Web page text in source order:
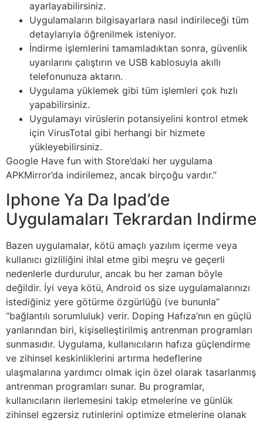
ayarlayabilirsiniz.
Uygulamaların bilgisayarlara nasıl indirileceği tüm
detaylarıyla öğrenilmek isteniyor.
İndirme işlemlerini tamamladıktan sonra, güvenlik
uyarılarını çalıştırın ve USB kablosuyla akıllı
telefonunuza aktarın.
Uygulama yüklemek gibi tüm işlemleri çok hızlı
yapabilirsiniz.
Uygulamayı virüslerin potansiyelini kontrol etmek
için VirusTotal gibi herhangi bir hizmete
yükleyebilirsiniz.
Google Have fun with Store’daki her uygulama
APKMirror’da indirilemez, ancak birçoğu vardır.”
Iphone Ya Da Ipad’de
Uygulamaları Tekrardan Indirme
Bazen uygulamalar, kötü amaçlı yazılım içerme veya
kullanıcı gizliliğini ihlal etme gibi meşru ve geçerli
nedenlerle durdurulur, ancak bu her zaman böyle
değildir. İyi veya kötü, Android os size uygulamalarınızı
istediğiniz yere götürme özgürlüğü (ve bununla”
“bağlantılı sorumluluk) verir. Doping Hafıza’nın en güçlü
yanlarından biri, kişiselleştirilmiş antrenman programları
sunmasıdır. Uygulama, kullanıcıların hafıza güçlendirme
ve zihinsel keskinliklerini artırma hedeflerine
ulaşmalarına yardımcı olmak için özel olarak tasarlanmış
antrenman programları sunar. Bu programlar,
kullanıcıların ilerlemesini takip etmelerine ve günlük
zihinsel egzersiz rutinlerini optimize etmelerine olanak